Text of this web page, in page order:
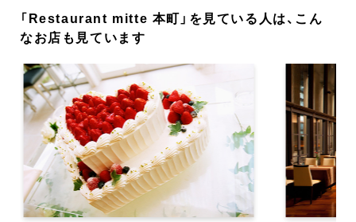
「Restaurant mitte 本町」を見ている人は、こん
なお店も見ています